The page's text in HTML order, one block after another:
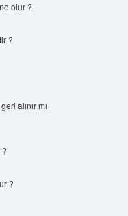
olur ?
?
alınır mı
?